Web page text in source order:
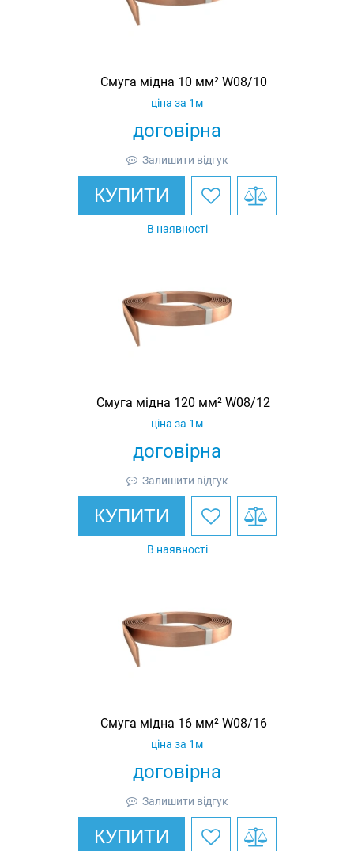
Смуга мідна 10 мм² W08/10
договірна
ціна за 1м
Залишити відгук
КУПИТИ
В наявності
Смуга мідна 120 мм² W08/12
договірна
ціна за 1м
Залишити відгук
КУПИТИ
В наявності
Смуга мідна 16 мм² W08/16
договірна
ціна за 1м
Залишити відгук
КУПИТИ